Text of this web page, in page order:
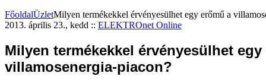
FőoldalÜzletMilyen termékekkel érvényesülhet egy erőmű a
2013. április 23., kedd :: ELEKTROnet Online
Milyen termékekkel érvényesülhet egy
villamosenergia-piacon?